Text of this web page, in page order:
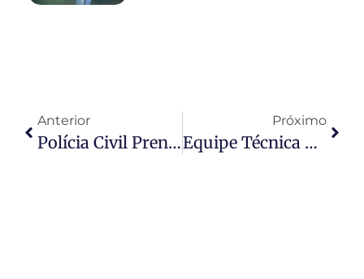
Anterior
Polícia Civil Prende Condenado A 20 Anos Por Estupro De Vulnerável Em Juara
Próximo
Equipe Técnica Prepara Plano De Trabalho E Agenda De Reuniões Para Novo Plano Municipal De Educação